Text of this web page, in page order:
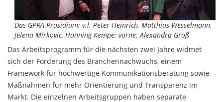
Das GPRA-Präsidium: v.l. Peter Heinrich, Matthias Wesselmann,
Jelena Mirkovic, Hanning Kempe; vorne: Alexandra Groß
Das Arbeitsprogramm für die nächsten zwei Jahre widmet
sich der Förderung des Branchennachwuchs, einem
Framework für hochwertige Kommunikationsberatung sowie
Maßnahmen für mehr Orientierung und Transparenz im
Markt. Die einzelnen Arbeitsgruppen haben separate